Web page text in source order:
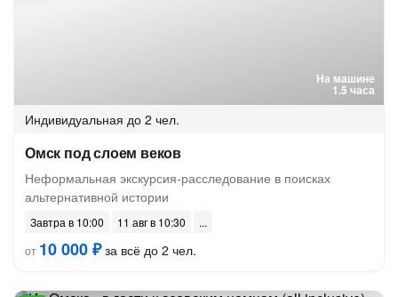
На машине
1.5 часа
Индивидуальная до 2 чел.
Омск под слоем веков
Неформальная экскурсия-расследование в поисках
альтернативной истории
Завтра в 10:00
11 авг в 10:30
от 10 000 ₽за всё до 2 чел.